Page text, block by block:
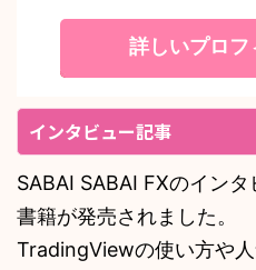
詳しいプロフ
インタビュー記事
SABAI SABAI FXのイン
書籍が発売されました。
TradingViewの使い方や